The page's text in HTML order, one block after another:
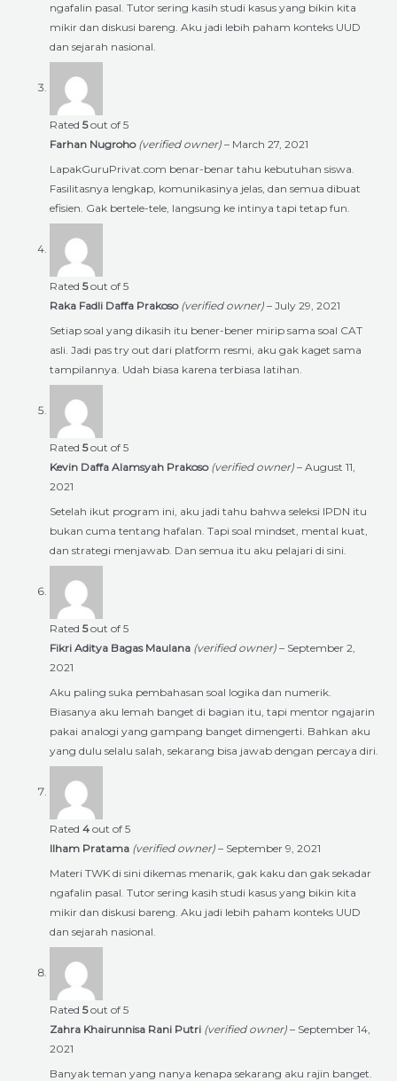
ngafalin pasal. Tutor sering kasih studi kasus yang bikin kita
mikir dan diskusi bareng. Aku jadi lebih paham konteks UUD
dan sejarah nasional.
Rated 5out of 5
Farhan Nugroho (verified owner) – March 27, 2021
LapakGuruPrivat.com benar-benar tahu kebutuhan siswa.
Fasilitasnya lengkap, komunikasinya jelas, dan semua dibuat
efisien. Gak bertele-tele, langsung ke intinya tapi tetap fun.
Rated 5out of 5
Raka Fadli Daffa Prakoso (verified owner) – July 29, 2021
Setiap soal yang dikasih itu bener-bener mirip sama soal CAT
asli. Jadi pas try out dari platform resmi, aku gak kaget sama
tampilannya. Udah biasa karena terbiasa latihan.
Rated 5out of 5
Kevin Daffa Alamsyah Prakoso (verified owner) – August 11,
2021
Setelah ikut program ini, aku jadi tahu bahwa seleksi IPDN itu
bukan cuma tentang hafalan. Tapi soal mindset, mental kuat,
dan strategi menjawab. Dan semua itu aku pelajari di sini.
Rated 5out of 5
Fikri Aditya Bagas Maulana (verified owner) – September 2,
2021
Aku paling suka pembahasan soal logika dan numerik.
Biasanya aku lemah banget di bagian itu, tapi mentor ngajarin
pakai analogi yang gampang banget dimengerti. Bahkan aku
yang dulu selalu salah, sekarang bisa jawab dengan percaya diri.
Rated 4 out of 5
Ilham Pratama (verified owner) – September 9, 2021
Materi TWK di sini dikemas menarik, gak kaku dan gak sekadar
ngafalin pasal. Tutor sering kasih studi kasus yang bikin kita
mikir dan diskusi bareng. Aku jadi lebih paham konteks UUD
dan sejarah nasional.
Rated 5out of 5
Zahra Khairunnisa Rani Putri (verified owner) – September 14,
2021
Banyak teman yang nanya kenapa sekarang aku rajin banget.